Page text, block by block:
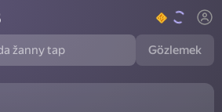
Gözlemek